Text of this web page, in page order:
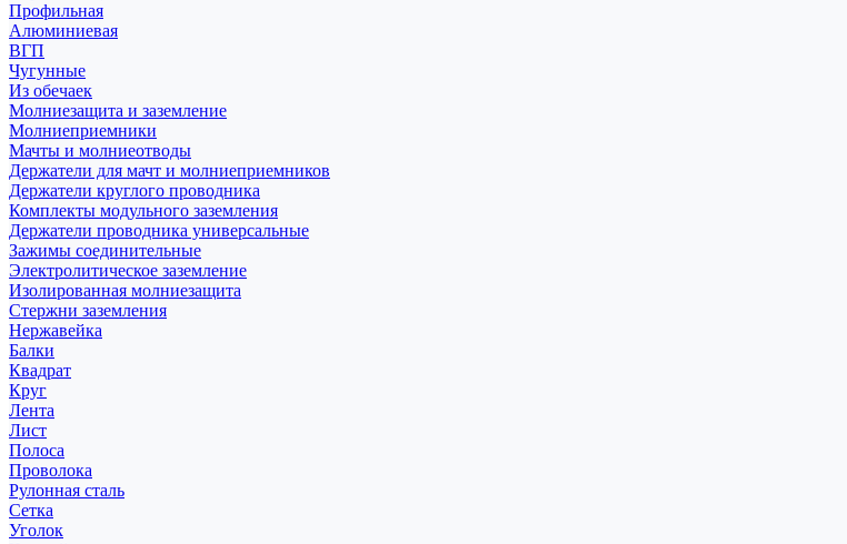
Профильная
Алюминиевая
ВГП
Чугунные
Из обечаек
Молниезащита и заземление
Молниеприемники
Мачты и молниеотводы
Держатели для мачт и молниеприемников
Держатели круглого проводника
Комплекты модульного заземления
Держатели проводника универсальные
Зажимы соединительные
Электролитическое заземление
Изолированная молниезащита
Стержни заземления
Нержавейка
Балки
Квадрат
Круг
Лента
Лист
Полоса
Проволока
Рулонная сталь
Сетка
Уголок